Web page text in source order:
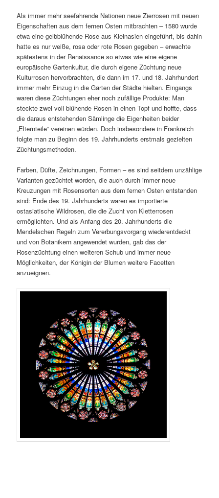
Als immer mehr seefahrende Nationen neue Zierrosen mit neuen
Eigenschaften aus dem fernen Osten mitbrachten – 1580 wurde
etwa eine gelbblühende Rose aus Kleinasien eingeführt, bis dahin
hatte es nur weiße, rosa oder rote Rosen gegeben – erwachte
spätestens in der Renaissance so etwas wie eine eigene
europäische Gartenkultur, die durch eigene Züchtung neue
Kulturrosen hervorbrachten, die dann im 17. und 18. Jahrhundert
immer mehr Einzug in die Gärten der Städte hielten. Eingangs
waren diese Züchtungen eher noch zufällige Produkte: Man
steckte zwei voll blühende Rosen in einen Topf und hoffte, dass
die daraus entstehenden Sämlinge die Eigenheiten beider
„Elternteile“ vereinen würden. Doch insbesondere in Frankreich
folgte man zu Beginn des 19. Jahrhunderts erstmals gezielten
Züchtungsmethoden.
Farben, Düfte, Zeichnungen, Formen – es sind seitdem unzählige
Varianten gezüchtet worden, die auch durch immer neue
Kreuzungen mit Rosensorten aus dem fernen Osten entstanden
sind: Ende des 19. Jahrhunderts waren es importierte
ostasiatische Wildrosen, die die Zucht von Kletterrosen
ermöglichten. Und als Anfang des 20. Jahrhunderts die
Mendelschen Regeln zum Vererbungsvorgang wiederentdeckt
und von Botanikern angewendet wurden, gab das der
Rosenzüchtung einen weiteren Schub und immer neue
Möglichkeiten, der Königin der Blumen weitere Facetten
anzueignen.